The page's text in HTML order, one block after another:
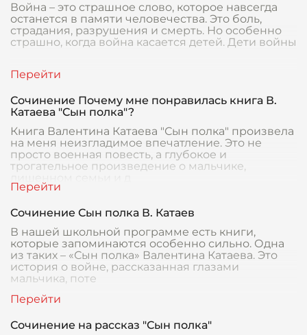
Война – это страшное слово, которое навсегда
останется в памяти человечества. Это боль,
страдания, разрушения и смерть. Но особенно
страшно, когда война касается детей. Дети войны
Сочинение Почему мне понравилась книга В.
Катаева "Сын полка"?
Книга Валентина Катаева "Сын полка" произвела
на меня неизгладимое впечатление. Это не
просто военная повесть, а глубокое и
трогательное произведение о мальчике,
Сочинение Сын полка В. Катаев
В нашей школьной программе есть книги,
которые запоминаются особенно сильно. Одна
из таких – «Сын полка» Валентина Катаева. Это
история о войне, рассказанная глазами
мальчика, поте
Сочинение на рассказ "Сын полка"